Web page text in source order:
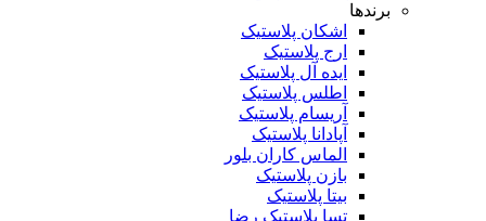
برندها
اشکان پلاستیک
ارج پلاستیک
ایده آل پلاستیک
اطلس پلاستیک
آریسام پلاستیک
آپادانا پلاستیک
الماس کاران بلور
بازن پلاستیک
بیتا پلاستیک
تسا پلاستیک رضا